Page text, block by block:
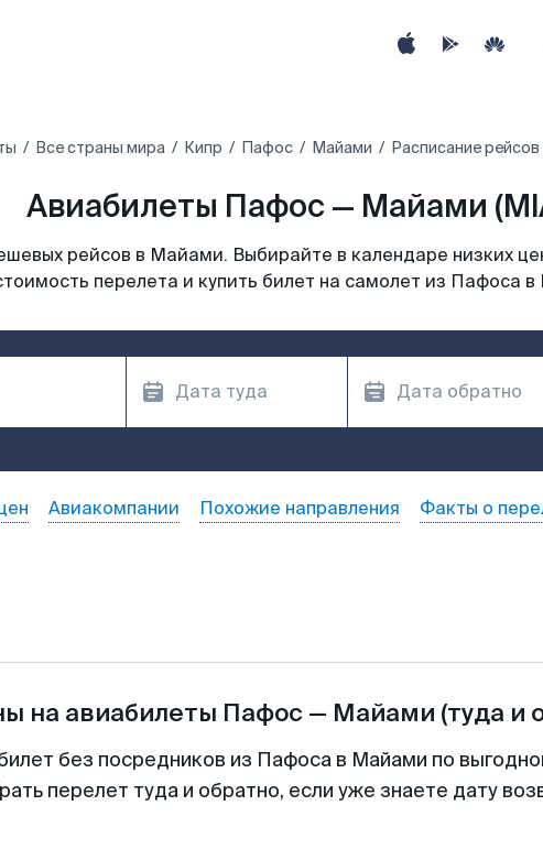
Все страны мира Кипр Пафос Майами Расписание
Авиабилеты Пафос — Майами
рейсов в Майами. Выбирайте в календаре низких
перелета и купить билет на самолет из Пафоса
Авиакомпании Похожие направления Факты о
на авиабилеты Пафос — Майами (туда и
без посредников из Пафоса в Майами по
перелет туда и обратно, если уже знаете дату